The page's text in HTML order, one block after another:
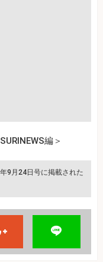
編＞
9月24日号に掲載された